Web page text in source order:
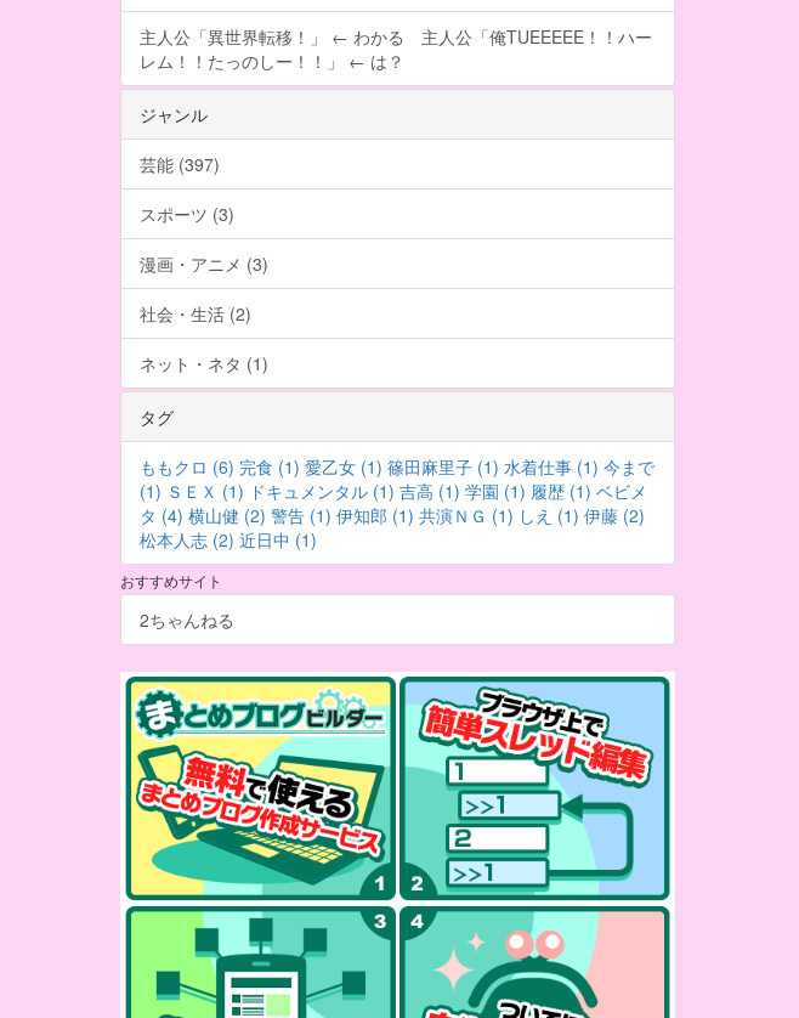
主人公「異世界転移！」 ← わかる 主人公「俺TUEEEEE！！ハー
レム！！たっのしー！！」 ← は？
ジャンル
芸能 (397)
スポーツ (3)
漫画・アニメ (3)
社会・生活 (2)
ネット・ネタ (1)
タグ
ももクロ (6) 完食 (1) 愛乙女 (1) 篠田麻里子 (1) 水着仕事 (1) 今まで
(1) ＳＥＸ (1) ドキュメンタル (1) 吉高 (1) 学園 (1) 履歴 (1) ベビメ
タ (4) 横山健 (2) 警告 (1) 伊知郎 (1) 共演ＮＧ (1) しえ (1) 伊藤 (2)
松本人志 (2) 近日中 (1)
おすすめサイト
2ちゃんねる